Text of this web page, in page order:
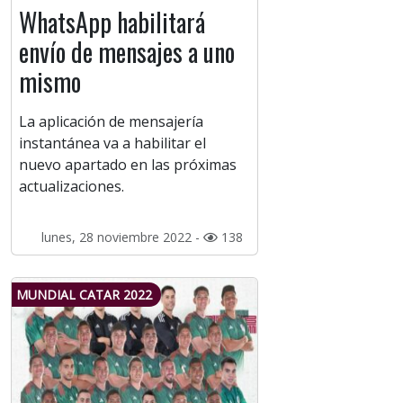
WhatsApp habilitará
envío de mensajes a uno
mismo
La aplicación de mensajería
instantánea va a habilitar el
nuevo apartado en las próximas
actualizaciones.
lunes, 28 noviembre 2022 - 138
MUNDIAL CATAR 2022